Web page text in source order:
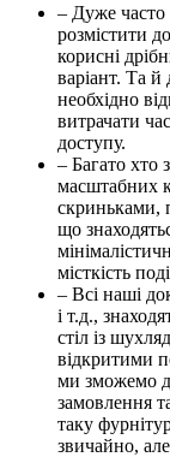
– Дуже часто
розмістити
корисні
варіант. Та
необхідно
витрачати
доступу.
– Багато хто
масштабних
скриньками,
що
місткість
– Всі наші
і т.д.,
стіл із
відкритими
ми зможемо
замовлення
таку
звичайно,